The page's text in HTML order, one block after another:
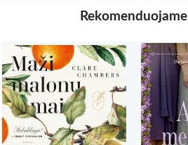
Rekomenduojame